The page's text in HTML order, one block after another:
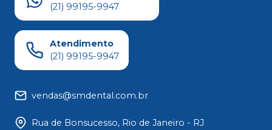
(21) 99195-9947
Atendimento
(21) 99195-9947
vendas@smdental.com.br
Rua de Bonsucesso, Rio de Janeiro - RJ